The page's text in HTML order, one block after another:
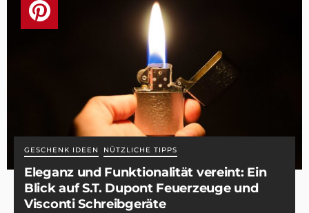
GESCHENK IDEEN NÜTZLICHE TIPPS
Eleganz und Funktionalität vereint: Ein
Blick auf S.T. Dupont Feuerzeuge und
Visconti Schreibgeräte